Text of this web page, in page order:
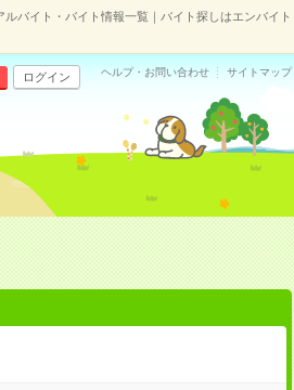
バイト・バイト情報一覧｜バイト探しはエンバイト
ログイン ヘルプ・お問い合わせ サイトマップ